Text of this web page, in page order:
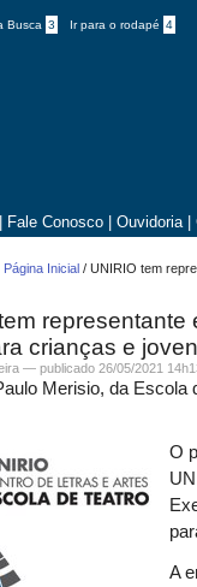
Busca 3 Ir para o rodapé 4
Fale Conosco Ouvidoria
Página Inicial /UNIRIO tem
crianças e
—publicado 26/05/2021
Merisio, da Escola
O
A